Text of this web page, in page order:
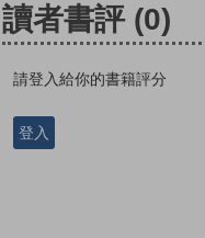
讀者書評 (0)
請登入給你的書籍評分
登入